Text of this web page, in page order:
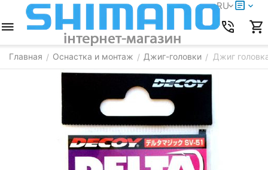
RU
Главная / Оснастка и монтаж / Джиг-головки / Джиг